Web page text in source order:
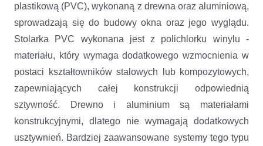
plastikową (PVC), wykonaną z drewna oraz aluminiową,
sprowadzają się do budowy okna oraz jego wyglądu.
Stolarka PVC wykonana jest z polichlorku winylu -
materiału, który wymaga dodatkowego wzmocnienia w
postaci kształtowników stalowych lub kompozytowych,
zapewniających całej konstrukcji odpowiednią
sztywność. Drewno i aluminium są materiałami
konstrukcyjnymi, dlatego nie wymagają dodatkowych
usztywnień. Bardziej zaawansowane systemy tego typu